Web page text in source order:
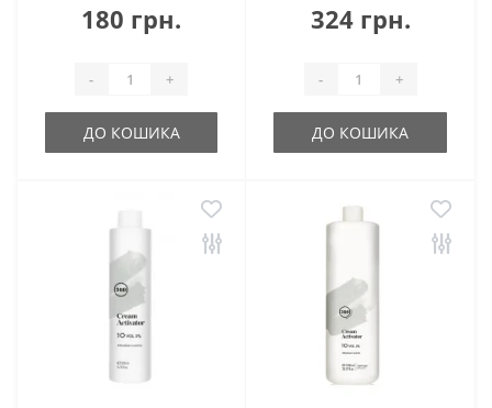
180 грн.
- +
ДО КОШИКА
324 грн.
- +
ДО КОШИКА